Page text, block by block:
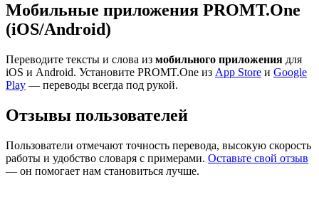
Мобильные приложения PROMT.One
(iOS/Android)
Переводите тексты и слова из мобильного приложения для
iOS и Android. Установите PROMT.One из App Store и Google
Play — переводы всегда под рукой.
Отзывы пользователей
Пользователи отмечают точность перевода, высокую скорость
работы и удобство словаря с примерами. Оставьте свой отзыв
— он помогает нам становиться лучше.